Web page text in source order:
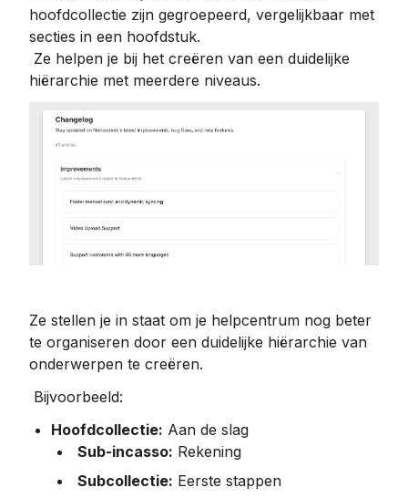
hoofdcollectie zijn gegroepeerd, vergelijkbaar met
secties in een hoofdstuk.
hiërarchie met meerdere niveaus.
Ze stellen je in staat om je helpcentrum nog beter
te organiseren door een duidelijke hiërarchie van
onderwerpen te creëren.
Bijvoorbeeld:
Hoofdcollectie: Aan de slag
Sub-incasso: Rekening
Subcollectie: Eerste stappen